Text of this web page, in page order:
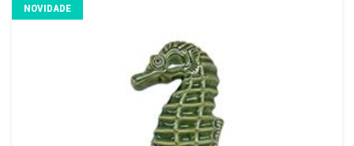
NOVIDADE